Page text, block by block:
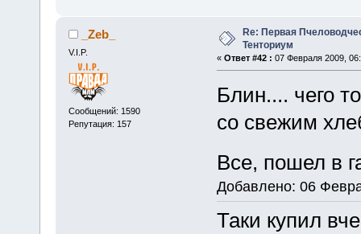
_Zeb_
V.I.P.
Сообщений: 1590
Репутация: 157
Re: Первая
Тенториум
« Ответ #42 : 07 Февраля 2009,
Блин.... чего
со свежим
Все, пошел в
Добавлено: 06
Таки купил